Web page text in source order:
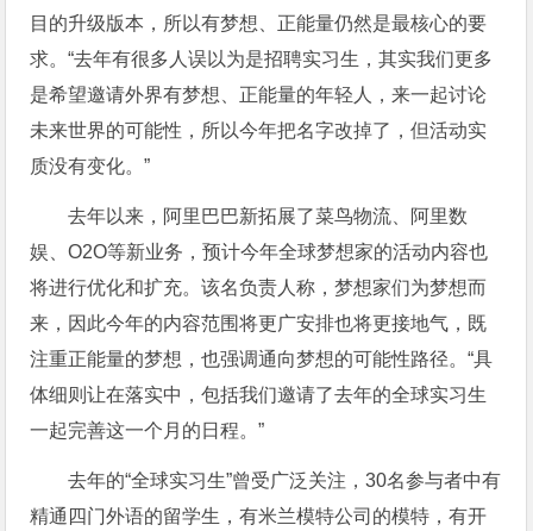
目的升级版本，所以有梦想、正能量仍然是最核心的要
求。“去年有很多人误以为是招聘实习生，其实我们更多
是希望邀请外界有梦想、正能量的年轻人，来一起讨论
未来世界的可能性，所以今年把名字改掉了，但活动实
质没有变化。”
去年以来，阿里巴巴新拓展了菜鸟物流、阿里数
娱、O2O等新业务，预计今年全球梦想家的活动内容也
将进行优化和扩充。该名负责人称，梦想家们为梦想而
来，因此今年的内容范围将更广安排也将更接地气，既
注重正能量的梦想，也强调通向梦想的可能性路径。“具
体细则让在落实中，包括我们邀请了去年的全球实习生
一起完善这一个月的日程。”
去年的“全球实习生”曾受广泛关注，30名参与者中有
精通四门外语的留学生，有米兰模特公司的模特，有开